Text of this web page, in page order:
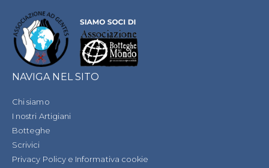
NAVIGA NEL SITO
Chi siamo
I nostri Artigiani
Botteghe
Scrivici
Privacy Policy e Informativa cookie